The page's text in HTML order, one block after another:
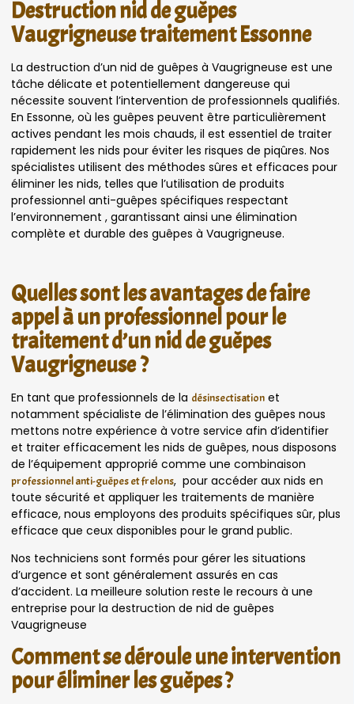
Destruction nid de guêpes
Vaugrigneuse traitement Essonne
La destruction d’un nid de guêpes à Vaugrigneuse est une
tâche délicate et potentiellement dangereuse qui
nécessite souvent l’intervention de professionnels qualifiés.
En Essonne, où les guêpes peuvent être particulièrement
actives pendant les mois chauds, il est essentiel de traiter
rapidement les nids pour éviter les risques de piqûres. Nos
spécialistes utilisent des méthodes sûres et efficaces pour
éliminer les nids, telles que l’utilisation de produits
professionnel anti-guêpes spécifiques respectant
l’environnement , garantissant ainsi une élimination
complète et durable des guêpes à Vaugrigneuse.
Quelles sont les avantages de faire
appel à un professionnel pour le
traitement d’un nid de guêpes
Vaugrigneuse ?
En tant que professionnels de la désinsectisation et
notamment spécialiste de l’élimination des guêpes nous
mettons notre expérience à votre service afin d’identifier
et traiter efficacement les nids de guêpes, nous disposons
de l’équipement approprié comme une combinaison
professionnel anti-guêpes et frelons, pour accéder aux nids en
toute sécurité et appliquer les traitements de manière
efficace, nous employons des produits spécifiques sûr, plus
efficace que ceux disponibles pour le grand public.
Nos techniciens sont formés pour gérer les situations
d’urgence et sont généralement assurés en cas
d’accident. La meilleure solution reste le recours à une
entreprise pour la destruction de nid de guêpes
Vaugrigneuse
Comment se déroule une intervention
pour éliminer les guêpes ?